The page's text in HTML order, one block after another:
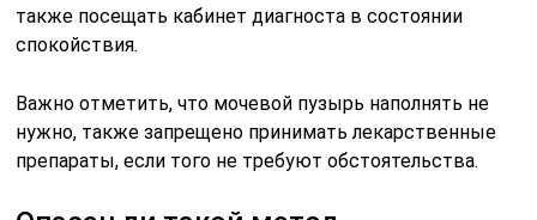
также посещать кабинет диагноста в состоянии
спокойствия.
Важно отметить, что мочевой пузырь наполнять не
нужно, также запрещено принимать лекарственные
препараты, если того не требуют обстоятельства.